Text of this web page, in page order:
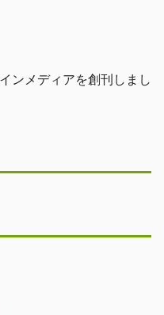
ンメディアを創刊しまし